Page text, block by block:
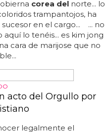
il , la mandamasa
en un acto muy
cheerleader americano